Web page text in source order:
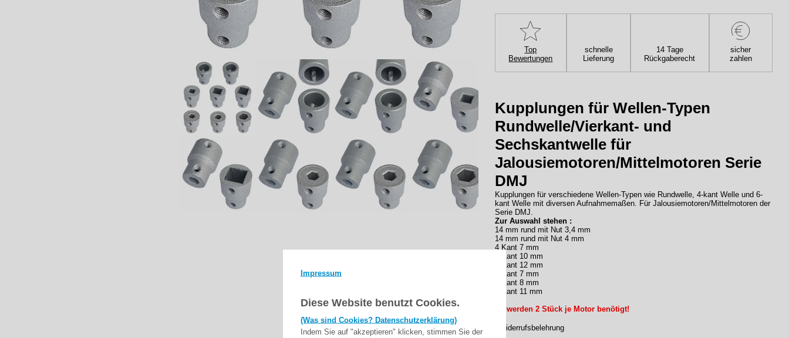
Impressum
Diese Website benutzt Cookies.
(Was sind Cookies? Datenschutzerklärung)
Indem Sie auf "akzeptieren" klicken, stimmen Sie der
Top
Bewertungen
schnelle
Lieferung
14 Tage
Rückgaberecht
sicher
zahlen
Kupplungen für Wellen-Typen
Rundwelle/Vierkant- und
Sechskantwelle für
Jalousiemotoren/Mittelmotoren Serie
DMJ
Kupplungen für verschiedene Wellen-Typen wie Rundwelle, 4-kant Welle und 6-
kant Welle mit diversen Aufnahmemaßen. Für Jalousiemotoren/Mittelmotoren der
Serie DMJ.
Zur Auswahl stehen :
14 mm rund mit Nut 3,4 mm
14 mm rund mit Nut 4 mm
4 Kant 7 mm
4 Kant 10 mm
4 Kant 12 mm
6 Kant 7 mm
6 Kant 8 mm
6 Kant 11 mm
Es werden 2 Stück je Motor benötigt!
▸Widerrufsbelehrung